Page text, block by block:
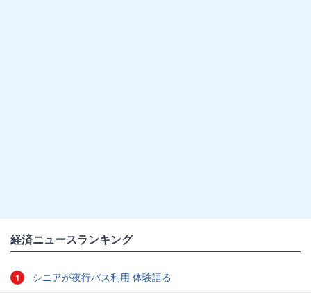
経済ニュースランキング
1 シニアが夜行バス利用 体験語る